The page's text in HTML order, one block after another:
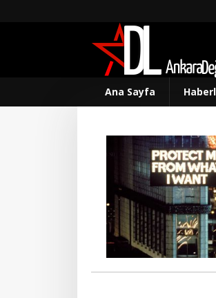
Ana Sayfa